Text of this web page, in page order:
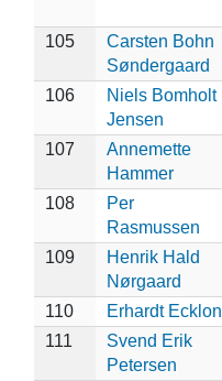
105
Carsten Bohn
Søndergaard
106
Niels Bomholt
Jensen
107
Annemette
Hammer
108
Per
Rasmussen
109
Henrik Hald
Nørgaard
110 Erhardt Ecklon
111
Svend Erik
Petersen